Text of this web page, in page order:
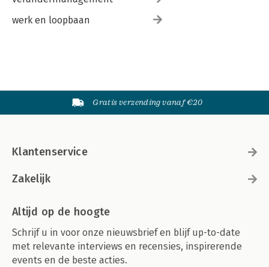
taalgebruik? 224 |
Over de auteur 255
werk en loopbaan
Gratis verzending vanaf €20
Klantenservice
Zakelijk
Altijd op de hoogte
Schrijf u in voor onze nieuwsbrief en blijf up-to-date
met relevante interviews en recensies, inspirerende
events en de beste acties.